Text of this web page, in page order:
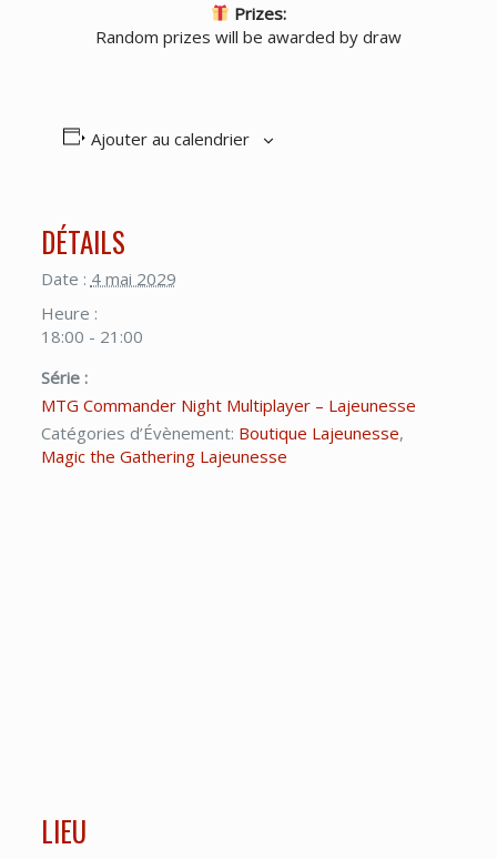
Prizes:
Random prizes will be awarded by draw
Ajouter au calendrier
DÉTAILS
Date : 4 mai 2029
Heure :
18:00 - 21:00
Série :
MTG Commander Night Multiplayer – Lajeunesse
Catégories d’Évènement: Boutique Lajeunesse,
Magic the Gathering Lajeunesse
LIEU